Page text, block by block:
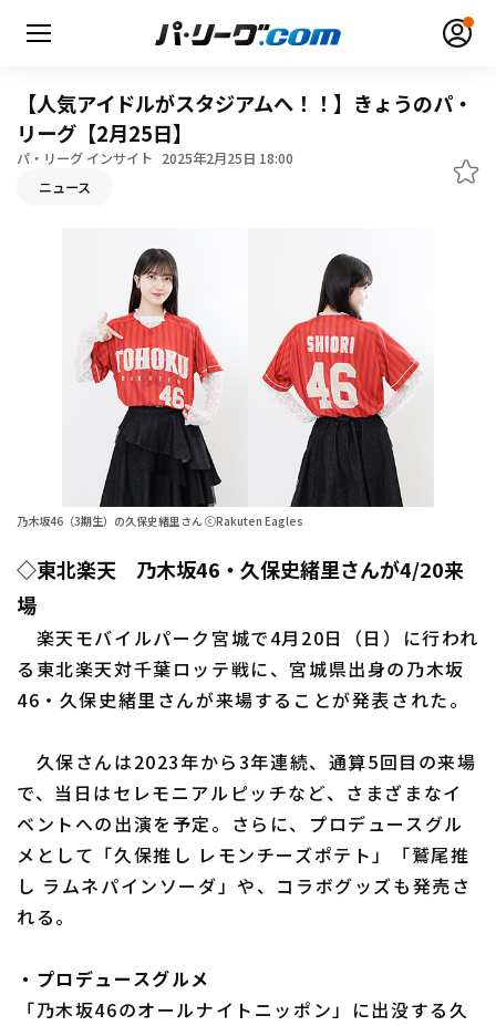
無料アカウント登録
日程・結果
順位表･成績
1軍公式戦
ファーム東地区
ファーム中地区
交流戦
選手名鑑
北海道日本ハムファイターズ
東北楽天ゴールデンイーグルス
埼玉西武ライオンズ
オリックス・バファローズ
福岡ソフトバンクホークス
設定
【人気アイドルがスタジアムへ！！】きょうのパ・
リーグ【2月25日】
パ・リーグ インサイト 2025年2月25日 18:00
ニュース
乃木坂46（3期生）の久保史緒里さん ⓒRakuten Eagles
◇東北楽天 乃木坂46・久保史緒里さんが4/20来
場
楽天モバイルパーク宮城で4月20日（日）に行われ
る東北楽天対千葉ロッテ戦に、宮城県出身の乃木坂
46・久保史緒里さんが来場することが発表された。
久保さんは2023年から3年連続、通算5回目の来場
で、当日はセレモニアルピッチなど、さまざまなイ
ベントへの出演を予定。さらに、プロデュースグル
メとして「久保推し レモンチーズポテト」「鷲尾推
し ラムネパインソーダ」や、コラボグッズも発売さ
れる。
・プロデュースグルメ
「乃木坂46のオールナイトニッポン」に出没する久